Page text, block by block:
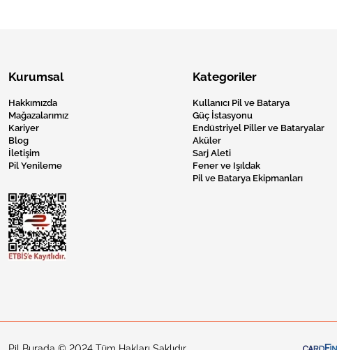
Kurumsal
Hakkımızda
Mağazalarımız
Kariyer
Blog
İletişim
Pil Yenileme
Kategoriler
Kullanıcı Pil ve Batarya
Güç İstasyonu
Endüstriyel Piller ve Bataryalar
Aküler
Sarj Aleti
Fener ve Işıldak
Pil ve Batarya Ekipmanları